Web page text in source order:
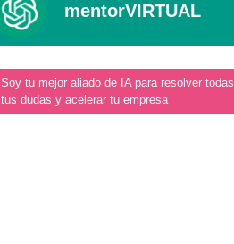
mentorVIRTUAL
Soy tu mejor aliado de IA para resolver todas
tus dudas y acelerar tu empresa